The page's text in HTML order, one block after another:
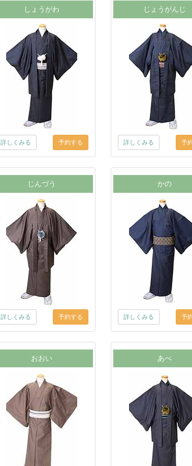
しょうがわ
詳しくみる
じょうがんじ
詳しくみる
じんづう
詳しくみる
かの
詳しくみる
おおい あべ